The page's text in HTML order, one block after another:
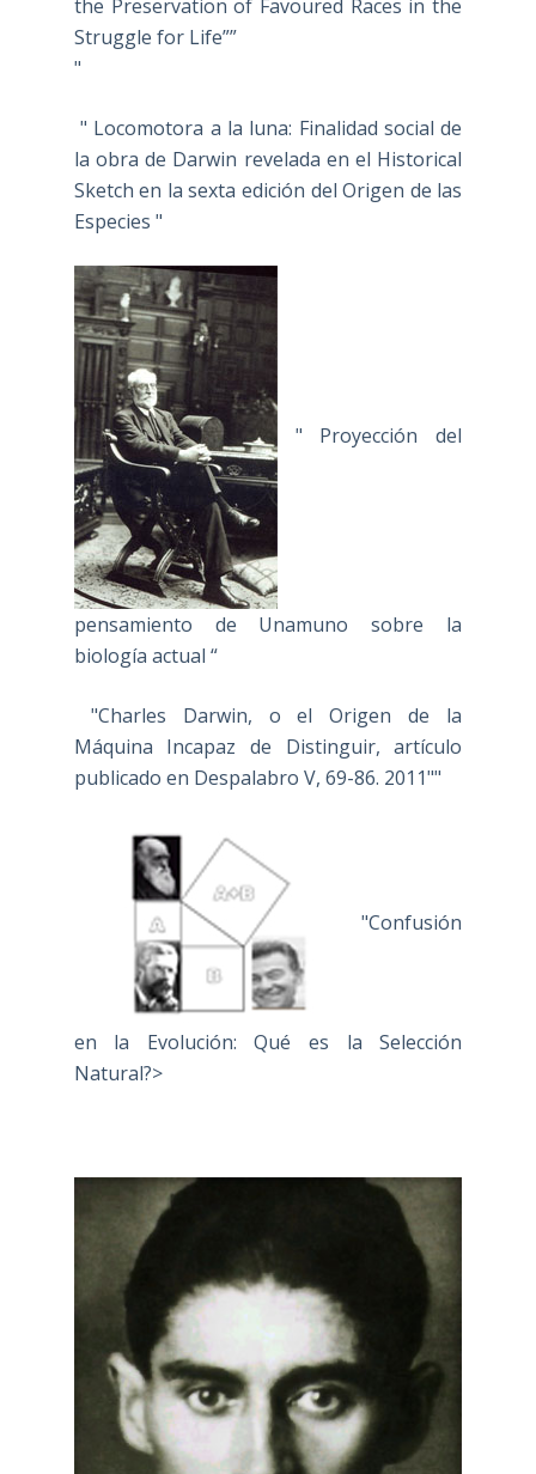
the Preservation of Favoured Races in the
Struggle for Life””
"
" Locomotora a la luna: Finalidad social de
la obra de Darwin revelada en el Historical
Sketch en la sexta edición del Origen de las
Especies "
" Proyección del
pensamiento de Unamuno sobre la
biología actual “
"Charles Darwin, o el Origen de la
Máquina Incapaz de Distinguir, artículo
publicado en Despalabro V, 69-86. 2011""
"Confusión
en la Evolución: Qué es la Selección
Natural?>